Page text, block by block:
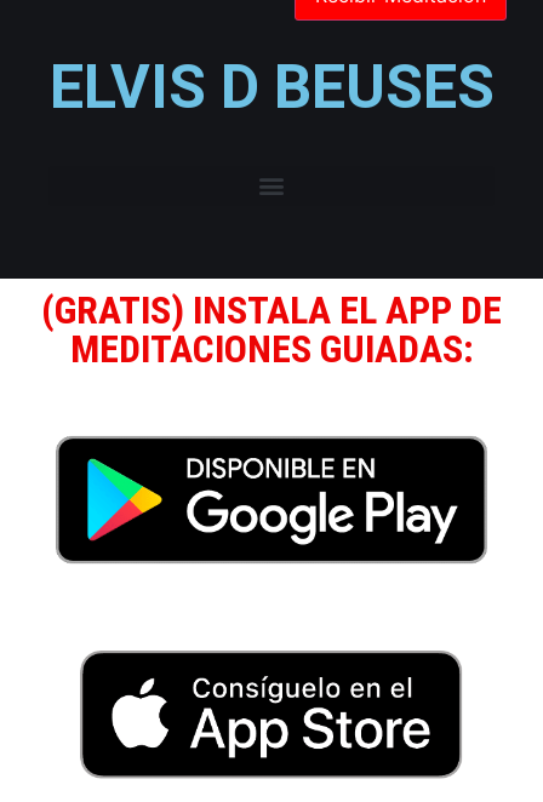
ELVIS D BEUSES
(GRATIS) INSTALA EL APP DE
MEDITACIONES GUIADAS: